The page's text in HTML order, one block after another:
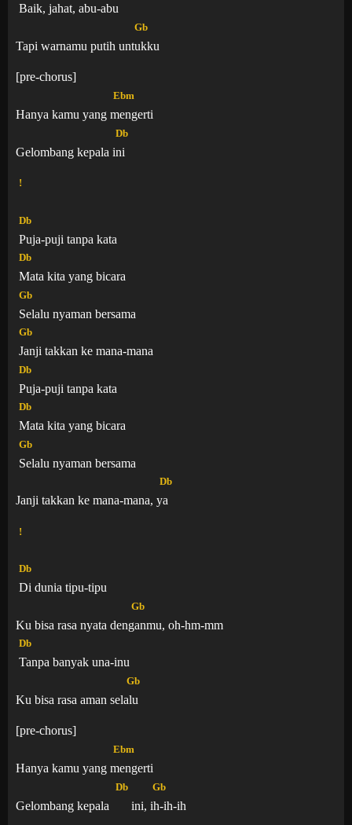
Baik, jahat, abu-abu
Tapi warnamu putih un
Gb
tukku
[pre-chorus]
Hanya kamu yang
Ebm
mengerti
Gelombang kepala
Db
ini
!
Db
Puja-puji tanpa kata
Db
Mata kita yang bicara
Gb
Selalu nyaman bersama
Gb
Janji takkan ke mana-mana
Db
Puja-puji tanpa kata
Db
Mata kita yang bicara
Gb
Selalu nyaman bersama
Janji takkan ke mana-mana,
Db
ya
!
Db
Di dunia tipu-tipu
Ku bisa rasa nyata den
Gb
ganmu, oh-hm-mm
Db
Tanpa banyak una-inu
Ku bisa rasa aman sel
Gb
alu
[pre-chorus]
Hanya kamu yang
Ebm
mengerti
Gelombang kepala
Db
ini,
Gb
ih-ih-ih